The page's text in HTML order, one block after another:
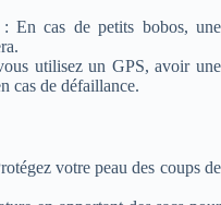
: En cas de petits bobos, une
utilisez un GPS, avoir une
cas de défaillance.
votre peau des coups de